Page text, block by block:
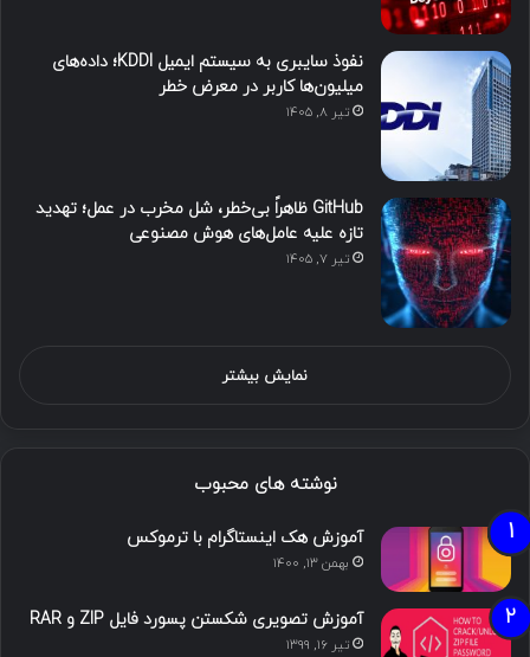
نفوذ سایبری به سیستم ایمیل KDDI؛ داده‌های
میلیون‌ها کاربر در معرض خطر
تیر ۸, ۱۴۰۵
GitHub ظاهراً بی‌خطر، شل مخرب در عمل؛ تهدید
تازه علیه عامل‌های هوش مصنوعی
تیر ۷, ۱۴۰۵
نمایش بیشتر
نوشته های محبوب
آموزش هک اینستاگرام با ترموکس
بهمن ۱۳, ۱۴۰۰
آموزش تصویری شکستن پسورد فایل ZIP و RAR
تیر ۱۶, ۱۳۹۹